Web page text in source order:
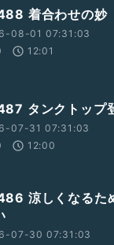
着合わせの妙
08-01 07:31:03
12:01
タンクトップ
07-31 07:31:03
12:00
涼しくなるた
07-30 07:31:03